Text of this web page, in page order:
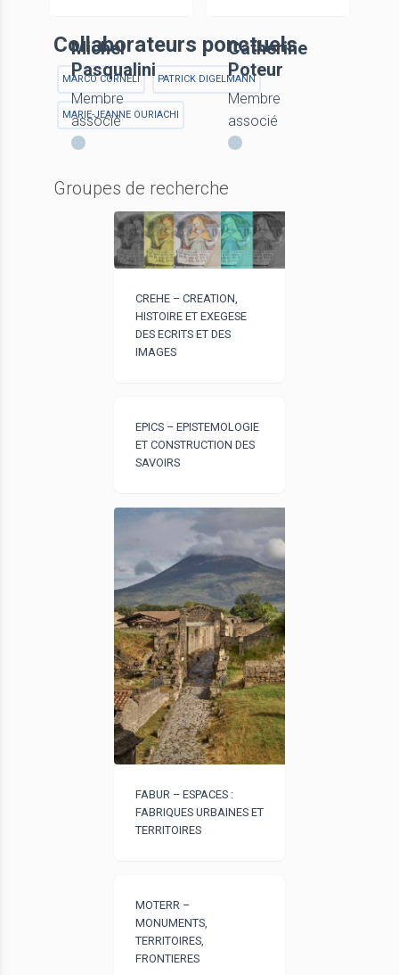
Michel
Pasqualini
Membre
associé
Catherine
Poteur
Membre
associé
Collaborateurs ponctuels
MARCO CORNELI PATRICK DIGELMANN
MARIE-JEANNE OURIACHI
Groupes de recherche
CREHE – CREATION,
HISTOIRE ET EXEGESE
DES ECRITS ET DES
IMAGES
EPICS – EPISTEMOLOGIE
ET CONSTRUCTION DES
SAVOIRS
FABUR – ESPACES :
FABRIQUES URBAINES ET
TERRITOIRES
MOTERR –
MONUMENTS,
TERRITOIRES,
FRONTIERES